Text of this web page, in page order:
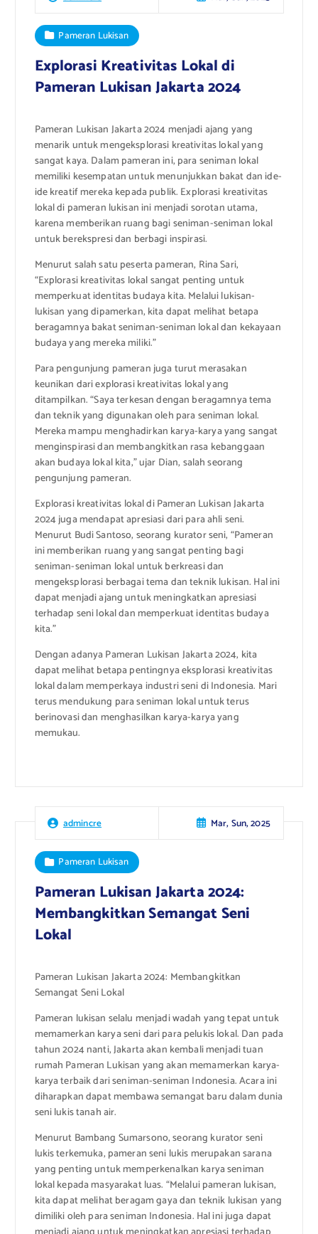
Pameran Lukisan
Explorasi Kreativitas Lokal di
Pameran Lukisan Jakarta 2024
Pameran Lukisan Jakarta 2024 menjadi ajang yang
menarik untuk mengeksplorasi kreativitas lokal yang
sangat kaya. Dalam pameran ini, para seniman lokal
memiliki kesempatan untuk menunjukkan bakat dan ide-
ide kreatif mereka kepada publik. Explorasi kreativitas
lokal di pameran lukisan ini menjadi sorotan utama,
karena memberikan ruang bagi seniman-seniman lokal
untuk berekspresi dan berbagi inspirasi.
Menurut salah satu peserta pameran, Rina Sari,
“Explorasi kreativitas lokal sangat penting untuk
memperkuat identitas budaya kita. Melalui lukisan-
lukisan yang dipamerkan, kita dapat melihat betapa
beragamnya bakat seniman-seniman lokal dan kekayaan
budaya yang mereka miliki.”
Para pengunjung pameran juga turut merasakan
keunikan dari explorasi kreativitas lokal yang
ditampilkan. “Saya terkesan dengan beragamnya tema
dan teknik yang digunakan oleh para seniman lokal.
Mereka mampu menghadirkan karya-karya yang sangat
menginspirasi dan membangkitkan rasa kebanggaan
akan budaya lokal kita,” ujar Dian, salah seorang
pengunjung pameran.
Explorasi kreativitas lokal di Pameran Lukisan Jakarta
2024 juga mendapat apresiasi dari para ahli seni.
Menurut Budi Santoso, seorang kurator seni, “Pameran
ini memberikan ruang yang sangat penting bagi
seniman-seniman lokal untuk berkreasi dan
mengeksplorasi berbagai tema dan teknik lukisan. Hal ini
dapat menjadi ajang untuk meningkatkan apresiasi
terhadap seni lokal dan memperkuat identitas budaya
kita.”
Dengan adanya Pameran Lukisan Jakarta 2024, kita
dapat melihat betapa pentingnya eksplorasi kreativitas
lokal dalam memperkaya industri seni di Indonesia. Mari
terus mendukung para seniman lokal untuk terus
berinovasi dan menghasilkan karya-karya yang
memukau.
admincre Mar, Sun, 2025
Pameran Lukisan
Pameran Lukisan Jakarta 2024:
Membangkitkan Semangat Seni
Lokal
Pameran Lukisan Jakarta 2024: Membangkitkan
Semangat Seni Lokal
Pameran lukisan selalu menjadi wadah yang tepat untuk
memamerkan karya seni dari para pelukis lokal. Dan pada
tahun 2024 nanti, Jakarta akan kembali menjadi tuan
rumah Pameran Lukisan yang akan memamerkan karya-
karya terbaik dari seniman-seniman Indonesia. Acara ini
diharapkan dapat membawa semangat baru dalam dunia
seni lukis tanah air.
Menurut Bambang Sumarsono, seorang kurator seni
lukis terkemuka, pameran seni lukis merupakan sarana
yang penting untuk memperkenalkan karya seniman
lokal kepada masyarakat luas. “Melalui pameran lukisan,
kita dapat melihat beragam gaya dan teknik lukisan yang
dimiliki oleh para seniman Indonesia. Hal ini juga dapat